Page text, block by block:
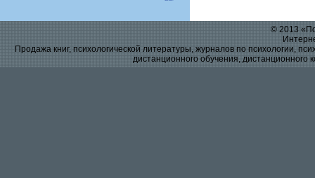
© 2013
Продажа книг, психологической литературы, журналов по психологии,
дистанционного обучения, дистанционного